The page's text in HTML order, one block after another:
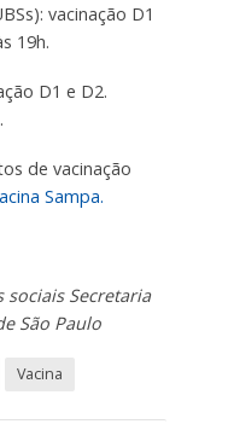
vacinação D1
19h.
D1 e D2.
de vacinação
Sampa.
sociais Secretaria
São Paulo
Vacina